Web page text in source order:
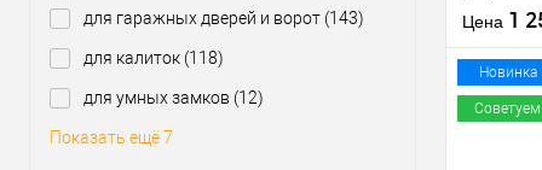
для гаражных дверей и ворот (143)
для калиток (118)
для умных замков (12)
Показать ещё 7
Материал
Страна
Статус
Цена 1
Новинка
Советуем